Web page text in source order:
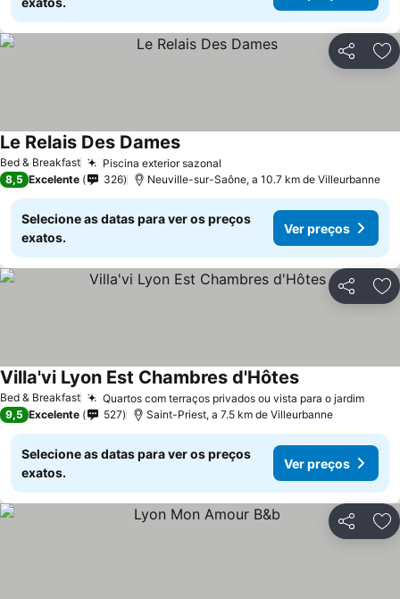
Partilhar
Bed & Breakfast Piscina exterior sazonal
Le Relais Des Dames
8,5 Excelente 326 Neuville-sur-Saône, a 10.7 km de Villeurbanne
Selecione as datas para ver os preços
exatos.
Ver preços
Partilhar
Bed & Breakfast Quartos com terraços privados ou vista para o jardim
Villa'vi Lyon Est Chambres d'Hôtes
9,5 Excelente 527 Saint-Priest, a 7.5 km de Villeurbanne
Selecione as datas para ver os preços
exatos.
Ver preços
Partilhar